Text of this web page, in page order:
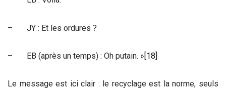
– JY : Et les ordures ?
– EB (après un temps) : Oh putain. »[18]
Le message est ici clair : le recyclage est la norme, seuls